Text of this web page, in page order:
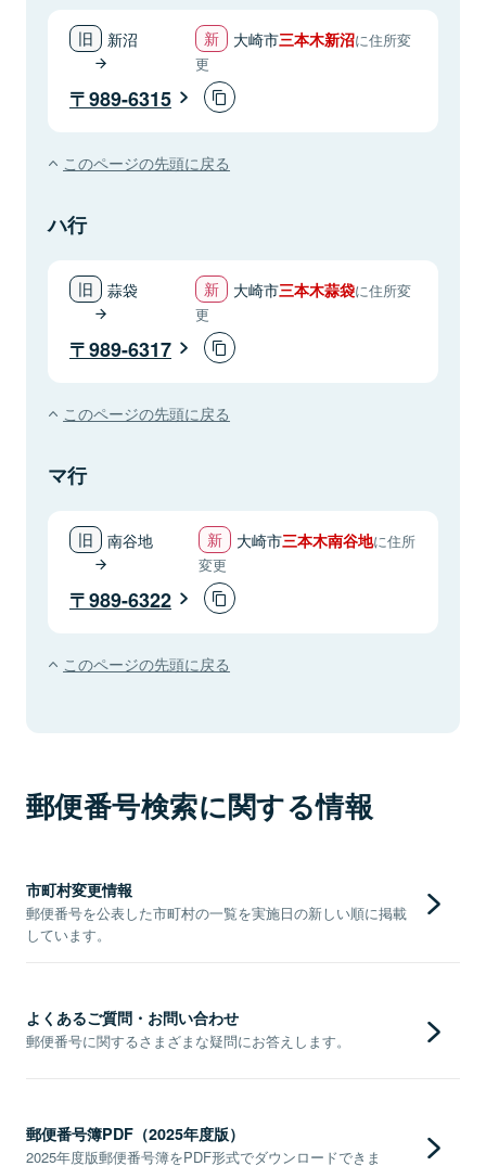
新沼 大崎市三本木新沼に住所変
更
989-6315
このページの先頭に戻る
ハ行
蒜袋 大崎市三本木蒜袋に住所変
更
989-6317
このページの先頭に戻る
マ行
南谷地 大崎市三本木南谷地に住所
変更
989-6322
このページの先頭に戻る
郵便番号検索に関する情報
市町村変更情報
郵便番号を公表した市町村の一覧を実施日の新しい順に掲載
しています。
よくあるご質問・お問い合わせ
郵便番号に関するさまざまな疑問にお答えします。
郵便番号簿PDF（2025年度版）
2025年度版郵便番号簿をPDF形式でダウンロードできま